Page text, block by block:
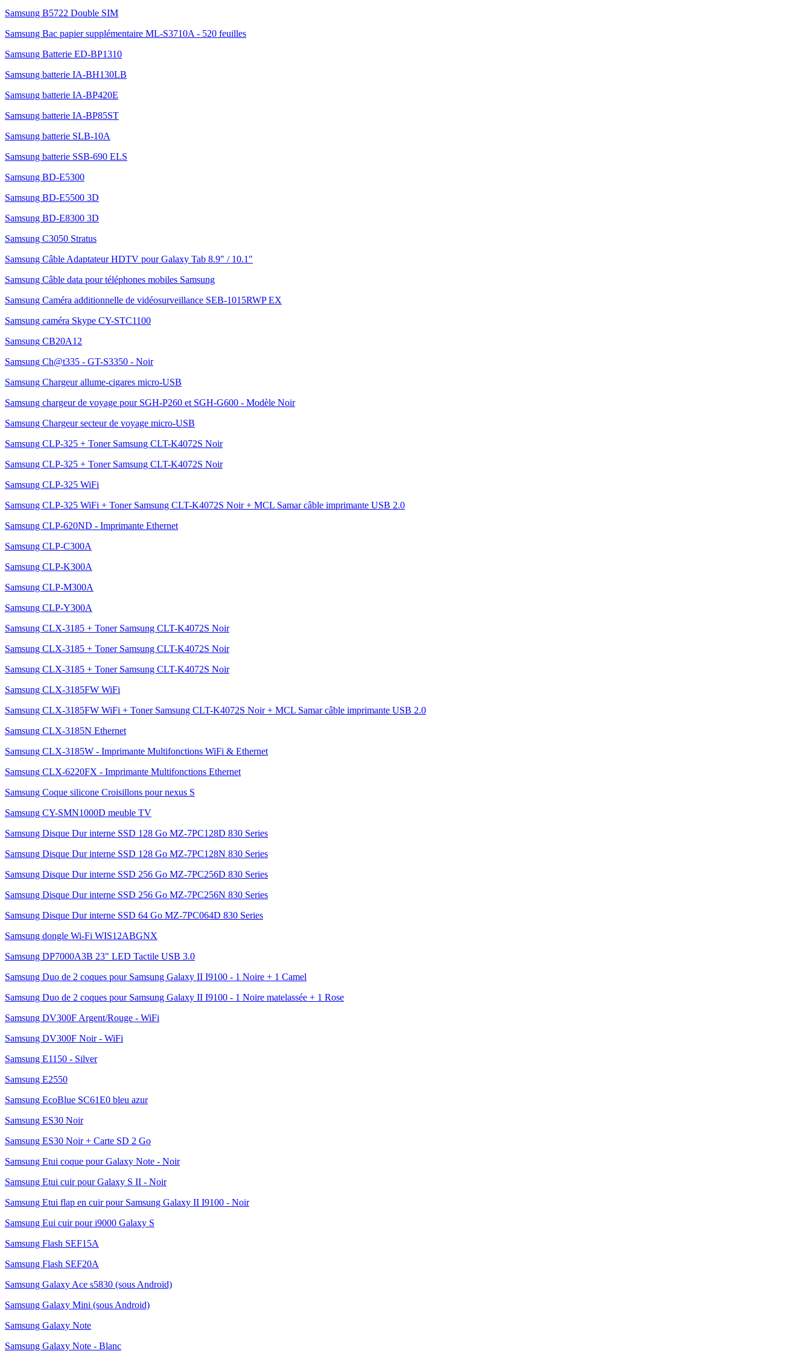
Samsung B5722 Double SIM
Samsung Bac papier supplémentaire ML-S3710A - 520 feuilles
Samsung Batterie ED-BP1310
Samsung batterie IA-BH130LB
Samsung batterie IA-BP420E
Samsung batterie IA-BP85ST
Samsung batterie SLB-10A
Samsung batterie SSB-690 ELS
Samsung BD-E5300
Samsung BD-E5500 3D
Samsung BD-E8300 3D
Samsung C3050 Stratus
Samsung Câble Adaptateur HDTV pour Galaxy Tab 8.9" / 10.1"
Samsung Câble data pour téléphones mobiles Samsung
Samsung Caméra additionnelle de vidéosurveillance SEB-1015RWP EX
Samsung caméra Skype CY-STC1100
Samsung CB20A12
Samsung Ch@t335 - GT-S3350 - Noir
Samsung Chargeur allume-cigares micro-USB
Samsung chargeur de voyage pour SGH-P260 et SGH-G600 - Modèle Noir
Samsung Chargeur secteur de voyage micro-USB
Samsung CLP-325 + Toner Samsung CLT-K4072S Noir
Samsung CLP-325 + Toner Samsung CLT-K4072S Noir
Samsung CLP-325 WiFi
Samsung CLP-325 WiFi + Toner Samsung CLT-K4072S Noir + MCL Samar câble imprimante USB 2.0
Samsung CLP-620ND - Imprimante Ethernet
Samsung CLP-C300A
Samsung CLP-K300A
Samsung CLP-M300A
Samsung CLP-Y300A
Samsung CLX-3185 + Toner Samsung CLT-K4072S Noir
Samsung CLX-3185 + Toner Samsung CLT-K4072S Noir
Samsung CLX-3185 + Toner Samsung CLT-K4072S Noir
Samsung CLX-3185FW WiFi
Samsung CLX-3185FW WiFi + Toner Samsung CLT-K4072S Noir + MCL Samar câble imprimante USB 2.0
Samsung CLX-3185N Ethernet
Samsung CLX-3185W - Imprimante Multifonctions WiFi & Ethernet
Samsung CLX-6220FX - Imprimante Multifonctions Ethernet
Samsung Coque silicone Croisillons pour nexus S
Samsung CY-SMN1000D meuble TV
Samsung Disque Dur interne SSD 128 Go MZ-7PC128D 830 Series
Samsung Disque Dur interne SSD 128 Go MZ-7PC128N 830 Series
Samsung Disque Dur interne SSD 256 Go MZ-7PC256D 830 Series
Samsung Disque Dur interne SSD 256 Go MZ-7PC256N 830 Series
Samsung Disque Dur interne SSD 64 Go MZ-7PC064D 830 Series
Samsung dongle Wi-Fi WIS12ABGNX
Samsung DP7000A3B 23" LED Tactile USB 3.0
Samsung Duo de 2 coques pour Samsung Galaxy II I9100 - 1 Noire + 1 Camel
Samsung Duo de 2 coques pour Samsung Galaxy II I9100 - 1 Noire matelassée + 1 Rose
Samsung DV300F Argent/Rouge - WiFi
Samsung DV300F Noir - WiFi
Samsung E1150 - Silver
Samsung E2550
Samsung EcoBlue SC61E0 bleu azur
Samsung ES30 Noir
Samsung ES30 Noir + Carte SD 2 Go
Samsung Etui coque pour Galaxy Note - Noir
Samsung Etui cuir pour Galaxy S II - Noir
Samsung Etui flap en cuir pour Samsung Galaxy II I9100 - Noir
Samsung Eui cuir pour i9000 Galaxy S
Samsung Flash SEF15A
Samsung Flash SEF20A
Samsung Galaxy Ace s5830 (sous Androïd)
Samsung Galaxy Mini (sous Android)
Samsung Galaxy Note
Samsung Galaxy Note - Blanc